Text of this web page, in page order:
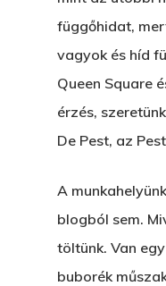
függőhidat,
vagyok és híd
Queen Square
érzés,
De Pest, az
A
blogból sem.
töltünk. Van
buborék